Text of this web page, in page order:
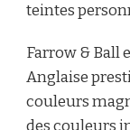
teintes
Farrow & Ball
Anglaise
couleurs